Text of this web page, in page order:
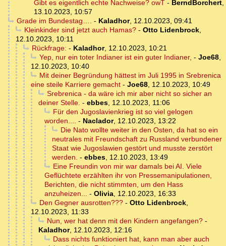
Gibt es eigentlich echte Nachweise? owT - BerndBorchert,
13.10.2023, 10:57
Grade im Bundestag…. - Kaladhor, 12.10.2023, 09:41
Kleinkinder sind jetzt auch Hamas?- Otto Lidenbrock,
12.10.2023, 10:11
Rückfrage: - Kaladhor, 12.10.2023, 10:21
Yep, nur ein toter Indianer ist ein guter Indianer, - Joe68,
12.10.2023, 10:40
Mit deiner Begründung hättest im Juli 1995 in Srebrenica
eine steile Karriere gemacht - Joe68, 12.10.2023, 10:49
Srebrenica - da wäre ich mir aber nicht so sicher an
deiner Stelle. - ebbes, 12.10.2023, 11:06
Für den Jugoslavienkrieg ist so viel gelogen
worden.... - Naclador, 12.10.2023, 13:22
Die Nato wollte weiter in den Osten, da hat so ein
neutrales mit Freundschaft zu Russland verbundener
Staat wie Jugoslawien gestört und musste zerstört
werden. - ebbes, 12.10.2023, 13:49
Eine Freundin von mir war damals bei AI. Viele
Geflüchtete erzählten ihr von Pressemanipulationen,
Berichten, die nicht stimmten, um den Hass
anzuheizen... - Olivia, 12.10.2023, 16:33
Den Gegner ausrotten???- Otto Lidenbrock,
12.10.2023, 11:33
Nun, wer hat denn mit den Kindern angefangen?-
Kaladhor, 12.10.2023, 12:16
Dass nichts funktioniert hat, kann man aber auch